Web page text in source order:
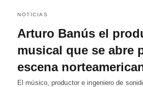
NOTICIAS
Arturo Banús el
musical que se abre
escena
El músico, productor e ingeniero de